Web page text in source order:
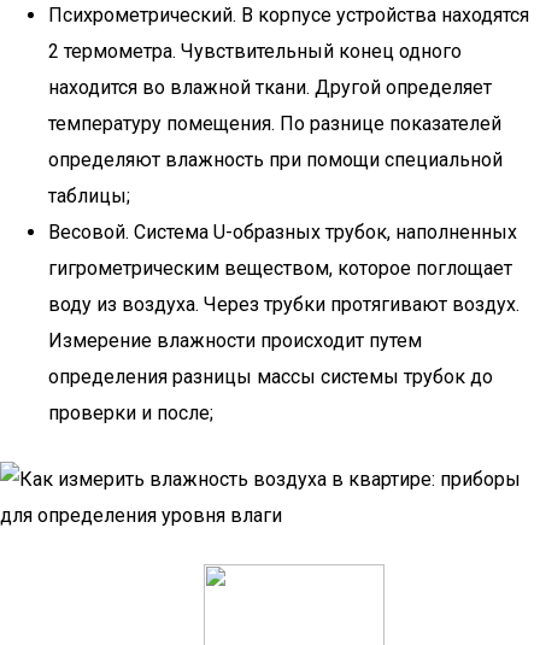
Психрометрический. В корпусе устройства находятся
2 термометра. Чувствительный конец одного
находится во влажной ткани. Другой определяет
температуру помещения. По разнице показателей
определяют влажность при помощи специальной
таблицы;
Весовой. Система U-образных трубок, наполненных
гигрометрическим веществом, которое поглощает
воду из воздуха. Через трубки протягивают воздух.
Измерение влажности происходит путем
определения разницы массы системы трубок до
проверки и после;